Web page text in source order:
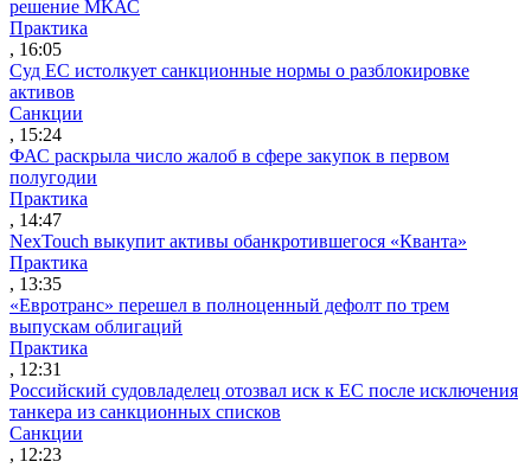
решение МКАС
Практика
, 16:05
Суд ЕС истолкует санкционные нормы о разблокировке
активов
Санкции
, 15:24
ФАС раскрыла число жалоб в сфере закупок в первом
полугодии
Практика
, 14:47
NexTouch выкупит активы обанкротившегося «Кванта»
Практика
, 13:35
«Евротранс» перешел в полноценный дефолт по трем
выпускам облигаций
Практика
, 12:31
Российский судовладелец отозвал иск к ЕС после исключения
танкера из санкционных списков
Санкции
, 12:23